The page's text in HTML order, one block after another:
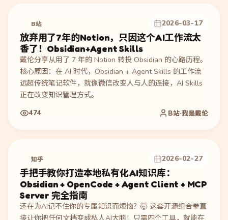
B站 2026-03-17
放弃用了7年的Notion，只因这个AI工作流太
香了！Obsidian+Agent Skills
戴伦分享从用了 7 年的 Notion 转投 Obsidian 的心路历程。
核心原因：在 AI 时代，Obsidian + Agent Skills 的工作流
远超传统笔记软件，就像微信改变人与人的连接，AI Skills
正在改变知识管理方式。
474 B站·我是戴伦
知乎 2026-02-27
手把手教你打造本地私有化AI知识库：
Obsidian + OpenCode + Agent Client + MCP
Server 完全指南
还在为AI记不住你的专属知识而烦恼？🤯 这套开源组合拳直